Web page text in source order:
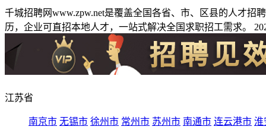
千城招聘网www.zpw.net是覆盖全国各省、市、区县的人才
历，企业可直招本地人才，一站式解决全国求职招工需求。
江苏省
南京市 无锡市 徐州市 常州市 苏州市 南通市 连云港市 淮